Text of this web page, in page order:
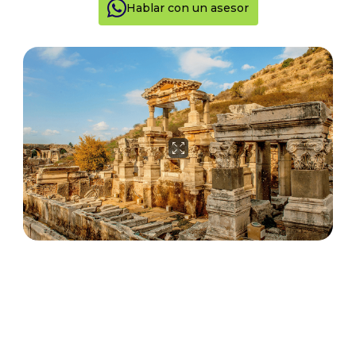
Hablar con un asesor